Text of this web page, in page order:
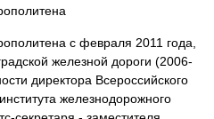
с февраля 2011 года,
железной дороги (2006-
директора Всероссийского
железнодорожного